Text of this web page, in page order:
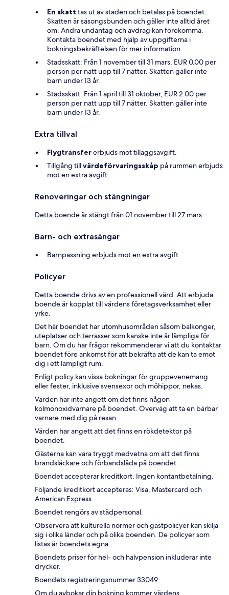
En skatt tas ut av staden och betalas på boendet.
Skatten är säsongsbunden och gäller inte alltid året
om. Andra undantag och avdrag kan förekomma.
Kontakta boendet med hjälp av uppgifterna i
bokningsbekräftelsen för mer information.
Stadsskatt: Från 1 november till 31 mars, EUR 0.00 per
person per natt upp till 7 nätter. Skatten gäller inte
barn under 13 år.
Stadsskatt: Från 1 april till 31 oktober, EUR 2.00 per
person per natt upp till 7 nätter. Skatten gäller inte
barn under 13 år.
Extra tillval
Flygtransfererbjuds mot tilläggsavgift.
Tillgång tillvärdeförvaringsskåp på rummen erbjuds
mot en extra avgift.
Renoveringar och stängningar
Detta boende är stängt från 01 november till 27 mars.
Barn- och extrasängar
Barnpassning erbjuds mot en extra avgift.
Policyer
Detta boende drivs av en professionell värd. Att erbjuda
boende är kopplat till värdens företagsverksamhet eller
yrke.
Det här boendet har utomhusområden såsom balkonger,
uteplatser och terrasser som kanske inte är lämpliga för
barn. Om du har frågor rekommenderar vi att du kontaktar
boendet före ankomst för att bekräfta att de kan ta emot
dig i ett lämpligt rum.
Enligt policy kan vissa bokningar för gruppevenemang
eller fester, inklusive svensexor och möhippor, nekas.
Värden har inte angett om det finns någon
kolmonoxidvarnare på boendet. Överväg att ta en bärbar
varnare med dig på resan.
Värden har angett att det finns en rökdetektor på
boendet.
Gästerna kan vara tryggt medvetna om att det finns
brandsläckare och förbandslåda på boendet.
Boendet accepterar kreditkort. Ingen kontantbetalning.
Följande kreditkort accepteras: Visa, Mastercard och
American Express.
Boendet rengörs av städpersonal.
Observera att kulturella normer och gästpolicyer kan skilja
sig i olika länder och på olika boenden. De policyer som
listas är boendets egna.
Boendets priser för hel- och halvpension inkluderar inte
drycker.
Boendets registreringsnummer 33049
Om du avbokar din bokning kommer värdens